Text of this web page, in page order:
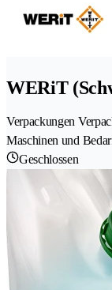
WERiT
Verpackungen
Maschinen und
Geschlossen